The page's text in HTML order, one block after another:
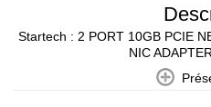
Startech : 2 PORT 10GB PCIE
NIC